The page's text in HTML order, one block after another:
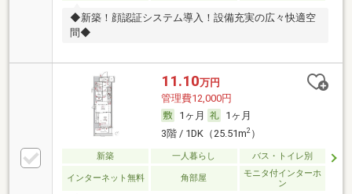
◆新築！顔認証システム導入！設備充実の広々快適空
間◆
11.10万円
管理費12,000円
1ヶ月
1ヶ月
3階 / 1DK（25.51m2）
新築 一人暮らし バス・トイレ別
インターネット無料 角部屋
モニタ付インターホ
ン